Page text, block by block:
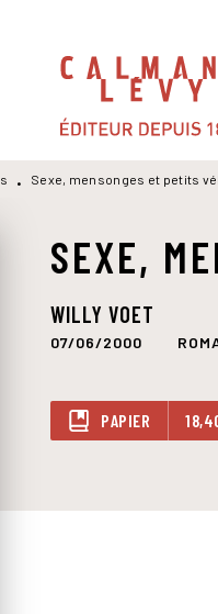
• Sexe, mensonges et petits
SEXE,
WILLY VOET
07/06/2000
PAPIER